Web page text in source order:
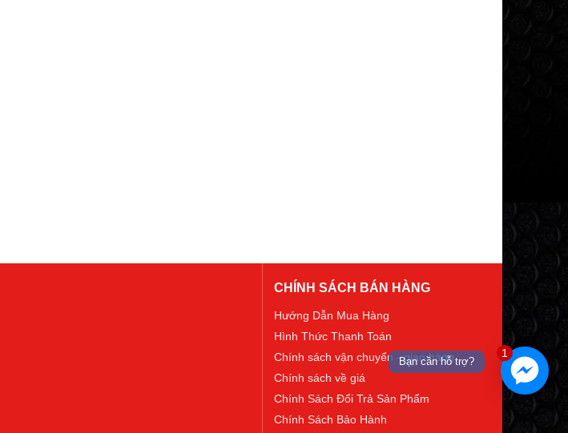
CHÍNH SÁCH BÁN HÀNG
Hướng Dẫn Mua Hàng
Hình Thức Thanh Toán
Chính sách vận chuyển - giao hàng
Chính sách về giá
Chính Sách Đổi Trả Sản Phẩm
Chính Sách Bảo Hành
1
Bạn cần hỗ trợ?